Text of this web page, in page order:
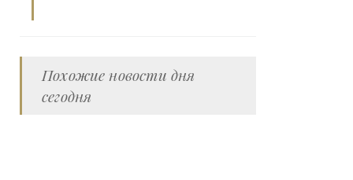
Похожие новости дня
сегодня